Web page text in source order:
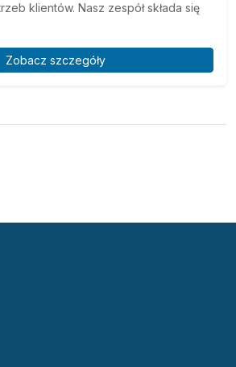
klientów. Nasz zespół składa się
Zobacz szczegóły